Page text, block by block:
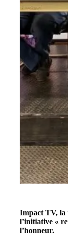
Impact TV, la
l’initiative «
l’honneur.